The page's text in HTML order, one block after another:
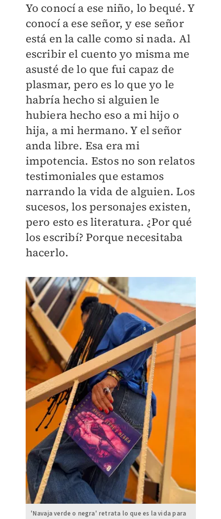
Yo conocí a ese niño, lo bequé. Y
conocí a ese señor, y ese señor
está en la calle como si nada. Al
escribir el cuento yo misma me
asusté de lo que fui capaz de
plasmar, pero es lo que yo le
habría hecho si alguien le
hubiera hecho eso a mi hijo o
hija, a mi hermano. Y el señor
anda libre. Esa era mi
impotencia. Estos no son relatos
testimoniales que estamos
narrando la vida de alguien. Los
sucesos, los personajes existen,
pero esto es literatura. ¿Por qué
los escribí? Porque necesitaba
hacerlo.
'Navaja verde o negra' retrata lo que es la vida para